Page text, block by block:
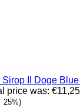
Sirop Il Doge
price was:
25%)